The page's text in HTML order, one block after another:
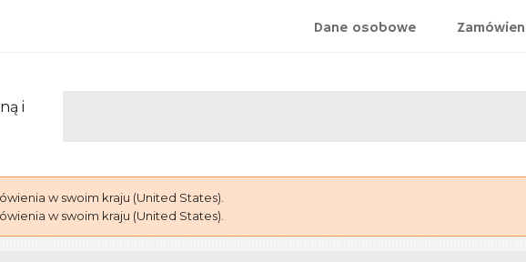
Dane osobowe
w swoim kraju (United States).
w swoim kraju (United States).